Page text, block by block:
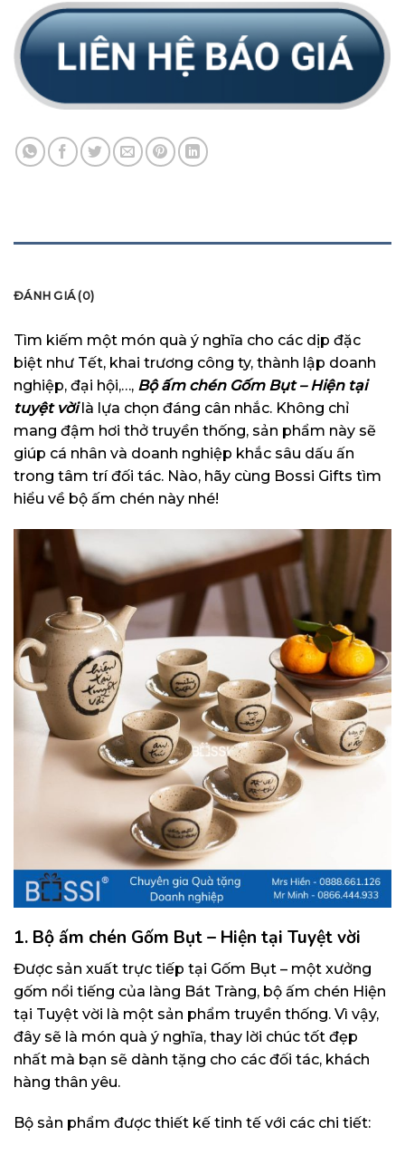
ĐÁNH GIÁ (0)
Tìm kiếm một món quà ý nghĩa cho các dịp đặc
biệt như Tết, khai trương công ty, thành lập doanh
nghiệp, đại hội,…, Bộ ấm chén Gốm Bụt – Hiện tại
tuyệt vờilà lựa chọn đáng cân nhắc. Không chỉ
mang đậm hơi thở truyền thống, sản phẩm này sẽ
giúp cá nhân và doanh nghiệp khắc sâu dấu ấn
trong tâm trí đối tác. Nào, hãy cùng Bossi Gifts tìm
hiểu về bộ ấm chén này nhé!
1. Bộ ấm chén Gốm Bụt – Hiện tại Tuyệt vời
Được sản xuất trực tiếp tại Gốm Bụt – một xưởng
gốm nổi tiếng của làng Bát Tràng, bộ ấm chén Hiện
tại Tuyệt vời là một sản phẩm truyền thống. Vì vậy,
đây sẽ là món quà ý nghĩa, thay lời chúc tốt đẹp
nhất mà bạn sẽ dành tặng cho các đối tác, khách
hàng thân yêu.
Bộ sản phẩm được thiết kế tinh tế với các chi tiết: